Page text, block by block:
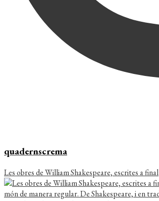
quadernscrema
Les obres de William Shakespeare, escrites a final